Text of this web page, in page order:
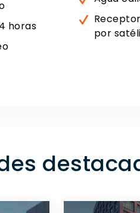
horas
por